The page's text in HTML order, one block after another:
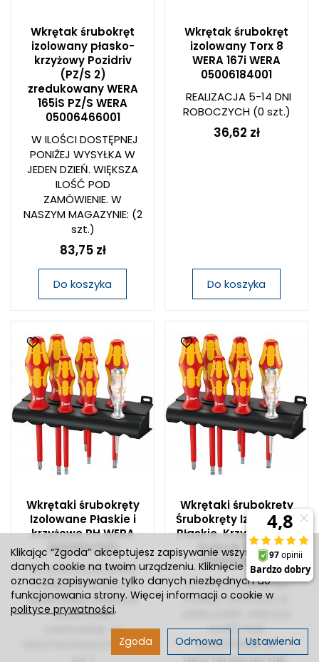
Wkrętak śrubokręt
izolowany płasko-
krzyżowy Pozidriv
(PZ/S 2)
zredukowany WERA
165iS PZ/S WERA
05006466001
W ILOŚCI DOSTĘPNEJ
PONIŻEJ WYSYŁKA W
JEDEN DZIEŃ. WIĘKSZA
ILOŚĆ POD
ZAMÓWIENIE. W
NASZYM MAGAZYNIE: (2
szt.)
83,75 zł
Do koszyka
Wkrętak śrubokręt
izolowany Torx 8
WERA 167i WERA
05006184001
REALIZACJA 5-14 DNI
ROBOCZYCH(0 szt.)
36,62 zł
Do koszyka
Wkrętaki śrubokręty
Izolowane Płaskie i
krzyżowe PH WERA
05006147001
W ILOŚCI DOSTĘPNEJ
PONIŻEJ WYSYŁKA W
JEDEN DZIEŃ. WIĘKSZA
ILOŚĆ POD
ZAMÓWIENIE. W
NASZYM MAGAZYNIE:(11
Wkrętaki śrubokręty
Śrubokręty Izolowane
Płaskie, Krzyżowe PZ i
Próbnik WERA
05006148001
W ILOŚCI DOSTĘPNEJ
PONIŻEJ WYSYŁKA W
ILOŚĆ POD
ZAMÓWIENIE. W
NASZYM MAGAZYNIE:
Klikając “Zgoda” akceptujesz zapisywanie wszystkich
danych cookie na twoim urządzeniu. Kliknięcie “Odmowa”
oznacza zapisywanie tylko danych niezbędnych do
funkcjonowania strony. Więcej informacji o cookie w
polityce prywatności.
Ustawienia
Odmowa
Zgoda